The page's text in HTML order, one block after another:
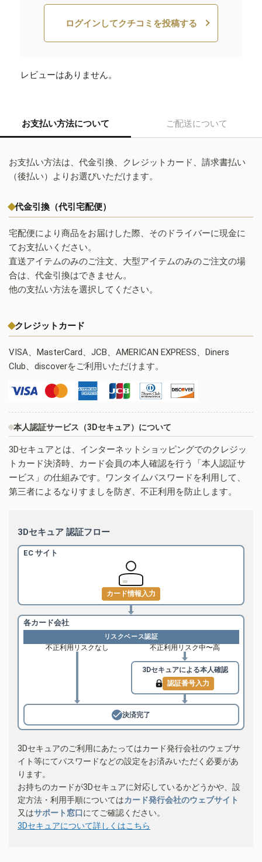
ログインしてクチコミを投稿する
レビューはありません。
お支払い方法について ご配送について
お支払い方法は、代金引換、クレジットカード、請求書払い
（後払い）よりお選びいただけます。
代金引換（代引宅配便）
宅配便により商品をお届けした際、そのドライバーに現金に
てお支払いください。
直送アイテムのみのご注文、大型アイテムのみのご注文の場
合は、代金引換はできません。
他の支払い方法を選択してください。
クレジットカード
VISA、MasterCard、JCB、AMERICAN EXPRESS、Diners
Club、discoverをご利用いただけます。
本人認証サービス（3Dセキュア）について
3Dセキュアとは、インターネットショッピングでのクレジッ
トカード決済時、カード会員の本人確認を行う「本人認証サ
ービス」の仕組みです。ワンタイムパスワードを利用して、
第三者によるなりすましを防ぎ、不正利用を防止します。
3Dセキュア 認証フロー
EC サイト
カード情報入力
各カード会社
リスクベース認証
不正利用リスクなし 不正利用リスク中〜高
3Dセキュアによる本人確認
認証番号入力
決済完了
3Dセキュアのご利用にあたってはカード発行会社のウェブサ
イト等にてパスワードなどの設定をお済みいただく必要があ
ります。
お持ちのカードが3Dセキュアに対応しているかどうかや、設
定方法・利用手順についてはカード発行会社のウェブサイト
又はサポート窓口にてご確認ください。
3Dセキュアについて詳しくはこちら